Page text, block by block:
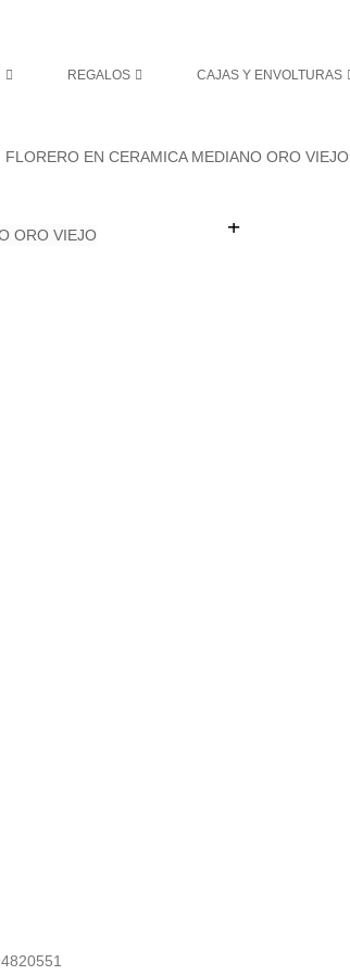
REGALOS CAJAS Y ENVOLTURAS
FLORERO EN CERAMICA MEDIANO ORO VIEJO
+